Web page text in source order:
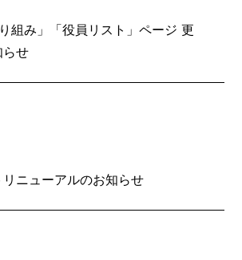
組み」「役員リスト」ページ 更
らせ
ニューアルのお知らせ